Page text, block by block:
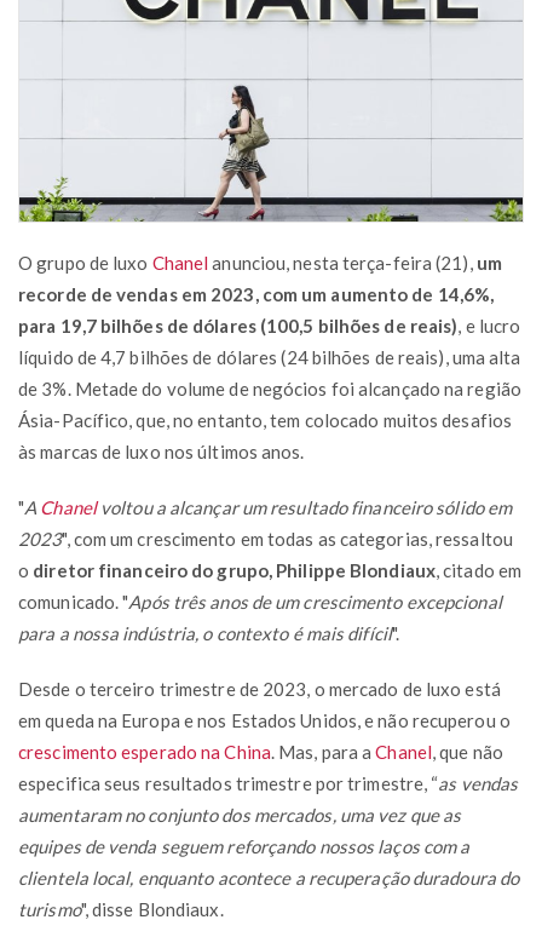
O grupo de luxo Chanel anunciou, nesta terça-feira (21), um
recorde de vendas em 2023, com um aumento de 14,6%,
para 19,7 bilhões de dólares (100,5 bilhões de reais) , e lucro
líquido de 4,7 bilhões de dólares (24 bilhões de reais), uma alta
de 3%. Metade do volume de negócios foi alcançado na região
Ásia-Pacífico, que, no entanto, tem colocado muitos desafios
às marcas de luxo nos últimos anos.
"A Chanelvoltou a alcançar um resultado financeiro sólido em
2023", com um crescimento em todas as categorias, ressaltou
o diretor financeiro do grupo, Philippe Blondiaux, citado em
comunicado. "Após três anos de um crescimento excepcional
para a nossa indústria, o contexto é mais difícil".
Desde o terceiro trimestre de 2023, o mercado de luxo está
em queda na Europa e nos Estados Unidos, e não recuperou o
crescimento esperado na China . Mas, para aChanel , que não
especifica seus resultados trimestre por trimestre, “as vendas
aumentaram no conjunto dos mercados, uma vez que as
equipes de venda seguem reforçando nossos laços com a
clientela local, enquanto acontece a recuperação duradoura do
turismo", disse Blondiaux.